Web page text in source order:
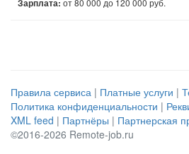
Зарплата: от 80 000 до 120 000 руб.
Правила сервиса | Платные услуги |
Политика конфиденциальности |
XML feed | Партнёры | Партнерская
©2016-2026 Remote-job.ru